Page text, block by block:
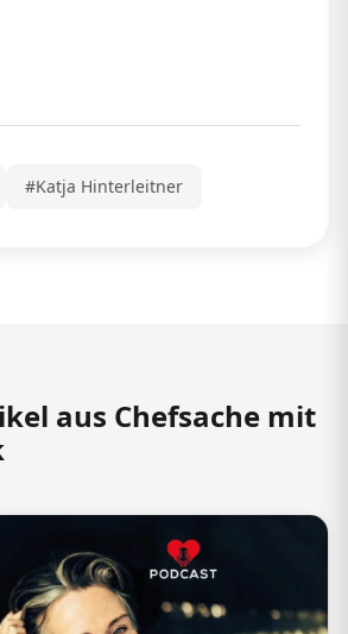
#Katja Hinterleitner
aus Chefsache mit